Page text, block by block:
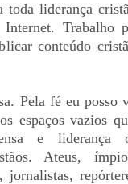
liderança
Trabalho
conteúdo
Pela fé eu posso
espaços vazios
e liderança
Ateus,
jornalistas,